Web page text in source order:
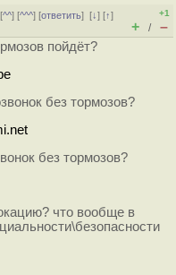
^^] [^^^] [ответить][↓] [↑]
+1
+ / –
пойдёт?
без тормозов?
без тормозов?
что вообще в